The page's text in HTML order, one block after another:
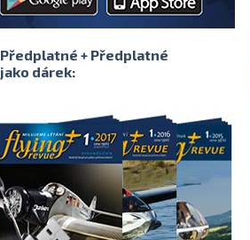
Předplatné + Předplatné
jako dárek: